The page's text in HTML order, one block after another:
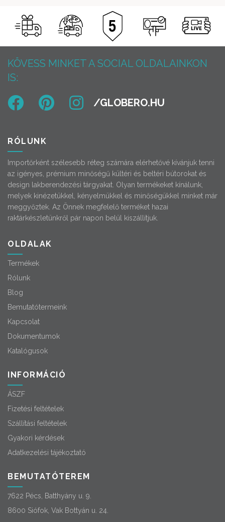
KÖVESS MINKET A SOCIAL OLDALAINKON
IS:
RÓLUNK
Importőrként szélesebb réteg számára elérhetővé kívánjuk tenni
az igényes, prémium minőségű kültéri és beltéri bútorokat és
design lakberendezési tárgyakat. Olyan termékeket kínálunk,
melyek kinézetükkel, kényelmükkel és minőségükkel minket már
meggyőztek. Az Önnek megfelelő terméket hazai
raktárkészletünkről pár napon belül kiszállítjuk.
OLDALAK
Termékek
Rólunk
Blog
Bemutatótermeink
Kapcsolat
Dokumentumok
Katalógusok
INFORMÁCIÓ
ÁSZF
Fizetési feltételek
Szállítási feltételek
Gyakori kérdések
Adatkezelési tájékoztató
BEMUTATÓTEREM
7622 Pécs, Batthyány u. 9.
8600 Siófok, Vak Bottyán u. 24.